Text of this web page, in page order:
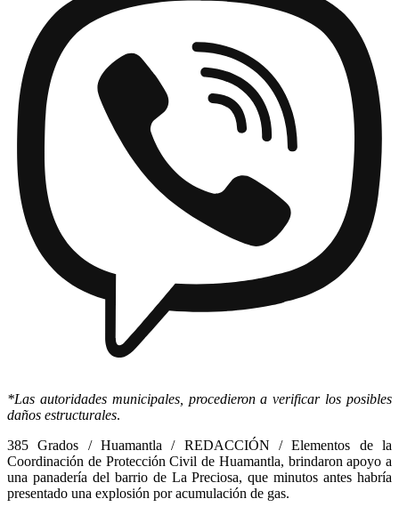
*Las autoridades municipales, procedieron a verificar los posibles
daños estructurales.
385 Grados / Huamantla / REDACCIÓN / Elementos de la
Coordinación de Protección Civil de Huamantla, brindaron apoyo a
una panadería del barrio de La Preciosa, que minutos antes habría
presentado una explosión por acumulación de gas.